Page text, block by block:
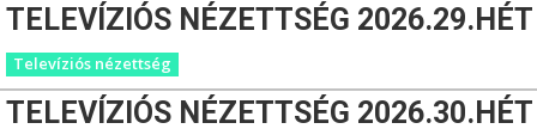
TELEVÍZIÓS NÉZETTSÉG 2026.29.HÉT
Televíziós nézettség
TELEVÍZIÓS NÉZETTSÉG 2026.30.HÉT